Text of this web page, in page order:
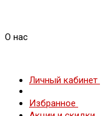
О нас
Личный кабинет
Избранное